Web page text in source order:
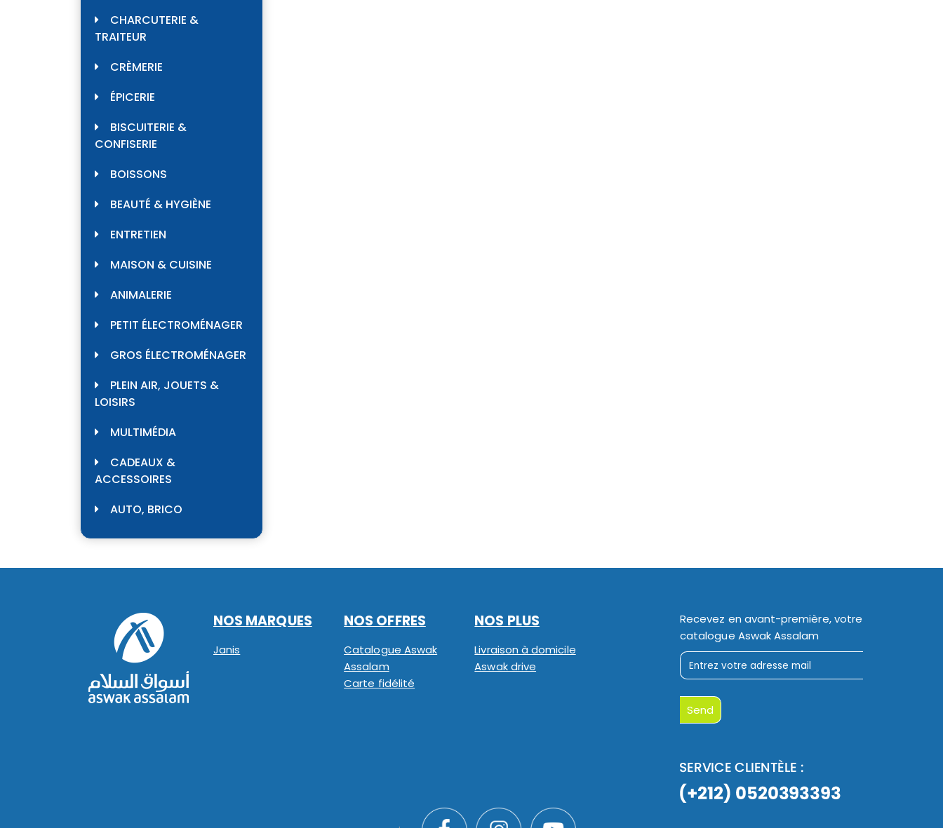
CHARCUTERIE &
TRAITEUR
CRÈMERIE
ÉPICERIE
BISCUITERIE &
CONFISERIE
BOISSONS
BEAUTÉ & HYGIÈNE
ENTRETIEN
MAISON & CUISINE
ANIMALERIE
PETIT ÉLECTROMÉNAGER
GROS ÉLECTROMÉNAGER
PLEIN AIR, JOUETS &
LOISIRS
MULTIMÉDIA
CADEAUX &
ACCESSOIRES
AUTO, BRICO
NOS MARQUES
Janis
NOS OFFRES
Catalogue Aswak
Assalam
Carte fidélité
NOS PLUS
Livraison à domicile
Aswak drive
Recevez en avant-première, votre
catalogue Aswak Assalam